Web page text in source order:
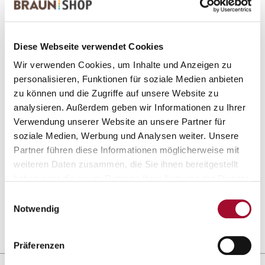
Diese Webseite verwendet Cookies
Wir verwenden Cookies, um Inhalte und Anzeigen zu
personalisieren, Funktionen für soziale Medien anbieten
zu können und die Zugriffe auf unsere Website zu
analysieren. Außerdem geben wir Informationen zu Ihrer
Verwendung unserer Website an unsere Partner für
soziale Medien, Werbung und Analysen weiter. Unsere
Partner führen diese Informationen möglicherweise mit
weiteren Daten zusammen, die Sie ihnen bereitgestellt
Notwendig
Präferenzen
1 Produkte gefunden
Dessertpaste Erdbeer
1,0 kg in der Dose